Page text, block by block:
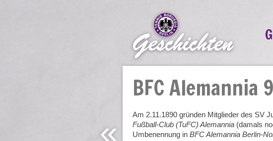
«
BFC Alemannia
Am 2.11.1890 gründen Mitglieder des SV
Fußball-Club (TuFC) Alemannia (damals
Umbenennung in BFC Alemannia Berlin-